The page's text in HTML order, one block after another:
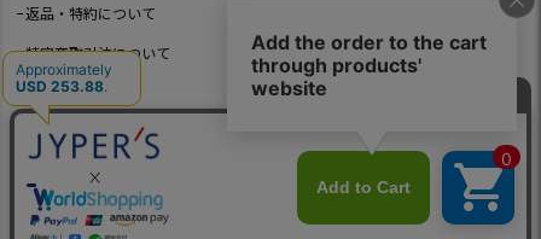
返品・特約について
特定商取引法について
会社概要
よくあるご質問
お問い合わせ
©2021 Jeep